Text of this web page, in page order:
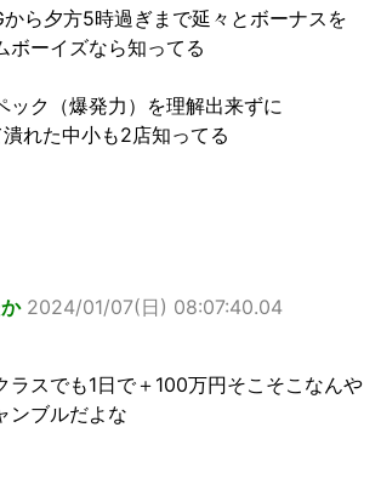
ら夕方5時過ぎまで延々とボーナスを
ボーイズなら知ってる
ック（爆発力）を理解出来ずに
れた中小も2店知ってる
2024/01/07(日) 08:07:40.04
ラスでも1日で＋100万円そこそこなんや
ンブルだよな